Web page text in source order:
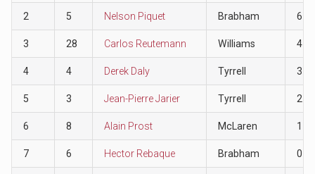
2 5 Nelson Piquet Brabham 6
3 28 Carlos Reutemann Williams 4
4 4 Derek Daly Tyrrell 3
5 3 Jean-Pierre Jarier Tyrrell 2
6 8 Alain Prost McLaren 1
7 6 Hector Rebaque Brabham 0